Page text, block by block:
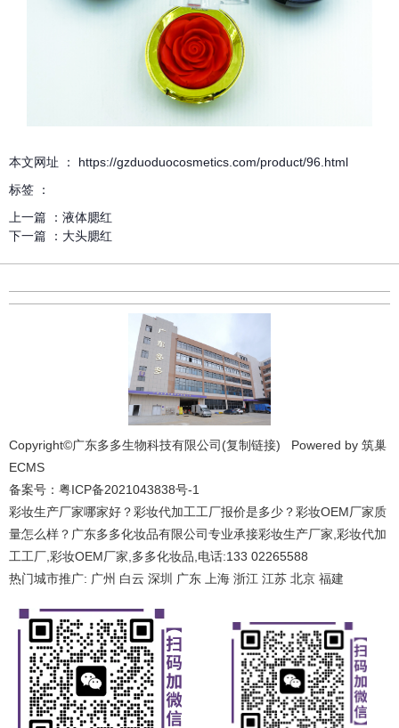
本文网址 ： https://gzduoduocosmetics.com/product/96.html
标签 ：
上一篇 ： 液体腮红
下一篇 ： 大头腮红
Copyright©广东多多生物科技有限公司(复制链接) Powered by 筑巢
ECMS
备案号： 粤ICP备2021043838号-1
彩妆生产厂家哪家好？彩妆代加工工厂报价是多少？彩妆OEM厂家质
量怎么样？广东多多化妆品有限公司专业承接彩妆生产厂家,彩妆代加
工工厂,彩妆OEM厂家,多多化妆品,电话:133 02265588
热门城市推广: 广州 白云 深圳 广东 上海 浙江 江苏 北京 福建